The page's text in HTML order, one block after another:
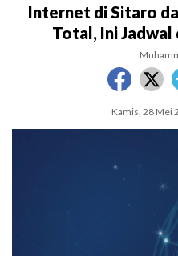
Internet di Sitaro
Total, Ini Jadwal
Kamis, 28 Mei